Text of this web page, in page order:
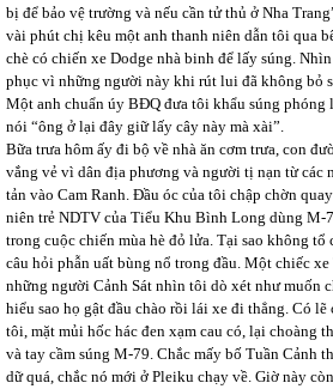
bị để bảo vệ trường và nếu cần tử thủ ở Nha
vài phút chị kêu một anh thanh niên dẫn tôi qua
chè có chiến xe Dodge nhà binh để lấy súng.
phục vì những người này khi rút lui đã không bỏ
Một anh chuẩn úy BĐQ đưa tôi khẩu súng phóng
nói “ông ở lại đây giữ lấy cây này mà xài”.
Bữa trưa hôm ấy đi bộ về nhà ăn cơm trưa, con
vắng vẻ vì dân địa phương và người tị nạn từ các
tản vào Cam Ranh. Đầu óc của tôi chập chờn
niên trẻ NDTV của Tiểu Khu Bình Long dùng M-
trong cuộc chiến mùa hè đỏ lửa. Tại sao không
câu hỏi phẫn uất bùng nổ trong đầu. Một chiếc
những người Cảnh Sát nhìn tôi dò xét như muốn
hiểu sao họ gật đầu chào rồi lái xe đi thẳng. Có
tôi, mặt mủi hốc hác đen xạm cau có, lại choàng
và tay cầm súng M-79. Chắc mấy bố Tuần Cảnh
dữ quá, chắc nó mới ở Pleiku chạy về. Giờ này